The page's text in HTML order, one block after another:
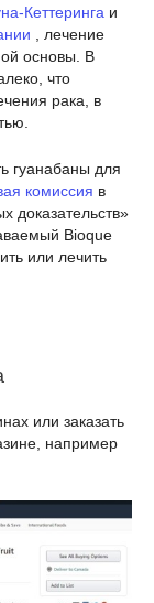
Кеттеринга и
, лечение
основы. В
что
рака, в
гуанабаны для
комиссия в
доказательств»
Bioque
или лечить
или заказать
например